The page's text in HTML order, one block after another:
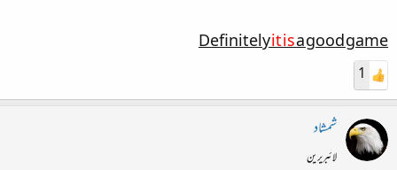
Definitelyit isa good game
1
شمشاد
لائبریرین